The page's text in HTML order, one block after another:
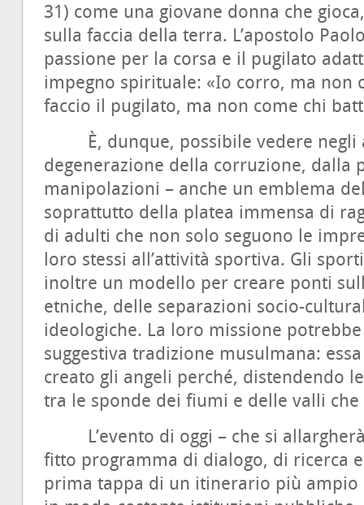
31) come una giovane donna che
sulla faccia della terra. L’apostolo
passione per la corsa e il pugilato
impegno spirituale: «Io corro, ma non
faccio il pugilato, ma non come chi
È, dunque, possibile vedere negli
degenerazione della corruzione, dalla
manipolazioni – anche un emblema
soprattutto della platea immensa di
di adulti che non solo seguono le
loro stessi all’attività sportiva. Gli
inoltre un modello per creare ponti
etniche, delle separazioni socio-
ideologiche. La loro missione
suggestiva tradizione musulmana:
creato gli angeli perché, distendendo
tra le sponde dei fiumi e delle valli
L’evento di oggi – che si
fitto programma di dialogo, di ricerca
prima tappa di un itinerario più ampio